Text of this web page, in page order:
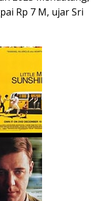
Rp 7 M, ujar Sri